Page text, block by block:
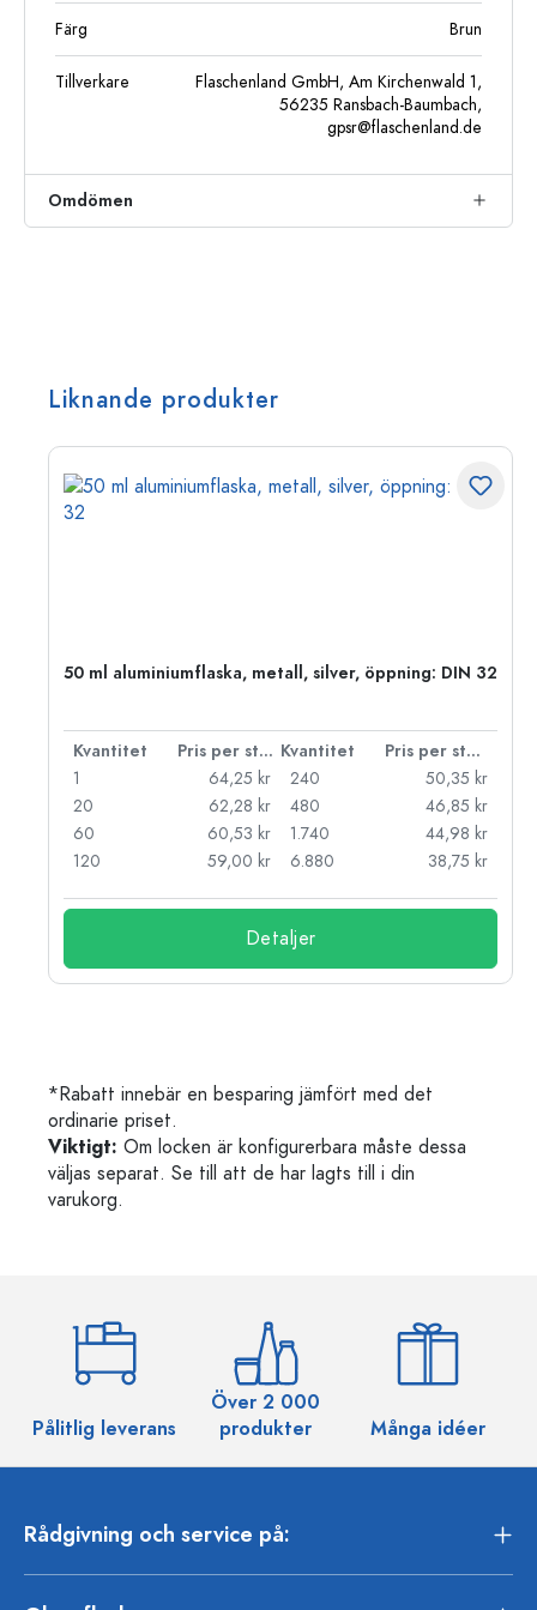
Färg Brun
Tillverkare
Flaschenland GmbH, Am Kirchenwald 1,
56235 Ransbach-Baumbach,
gpsr@flaschenland.de
Omdömen
Liknande produkter
50 ml aluminiumflaska, metall, silver, öppning: DIN 32
Kvantitet Pris per styck Kvantitet
Pris per styck
1
64,25 kr
20
62,28 kr
60
60,53 kr
120
59,00 kr
240
50,35 kr
480
46,85 kr
1.740
44,98 kr
6.880
38,75 kr
Detaljer
*Rabatt innebär en besparing jämfört med det
ordinarie priset.
Viktigt: Om locken är konfigurerbara måste dessa
väljas separat. Se till att de har lagts till i din
varukorg.
Pålitlig leverans
Över 2 000
produkter
Många idéer
Rådgivning och service på: